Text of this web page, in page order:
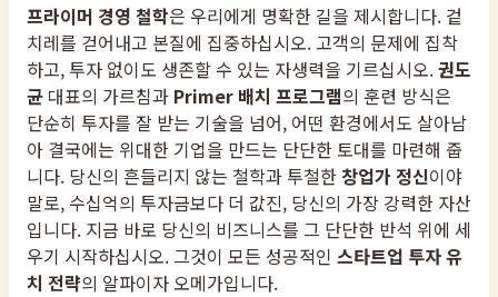
프라이머 경영 철학은 우리에게 명확한 길을 제시합니다. 겉
치레를 걷어내고 본질에 집중하십시오. 고객의 문제에 집착
하고, 투자 없이도 생존할 수 있는 자생력을 기르십시오.권도
균 대표의 가르침과 Primer 배치 프로그램의 훈련 방식은
단순히 투자를 잘 받는 기술을 넘어, 어떤 환경에서도 살아남
아 결국에는 위대한 기업을 만드는 단단한 토대를 마련해 줍
니다. 당신의 흔들리지 않는 철학과 투철한 창업가 정신이야
말로, 수십억의 투자금보다 더 값진, 당신의 가장 강력한 자산
입니다. 지금 바로 당신의 비즈니스를 그 단단한 반석 위에 세
우기 시작하십시오. 그것이 모든 성공적인 스타트업 투자 유
치 전략의 알파이자 오메가입니다.